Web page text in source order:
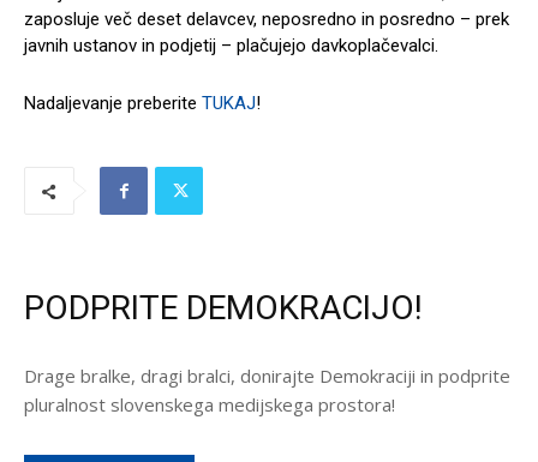
zaposluje več deset delavcev, neposredno in posredno – prek
javnih ustanov in podjetij – plačujejo davkoplačevalci.
Nadaljevanje preberite TUKAJ!
PODPRITE DEMOKRACIJO!
Drage bralke, dragi bralci, donirajte Demokraciji in podprite
pluralnost slovenskega medijskega prostora!